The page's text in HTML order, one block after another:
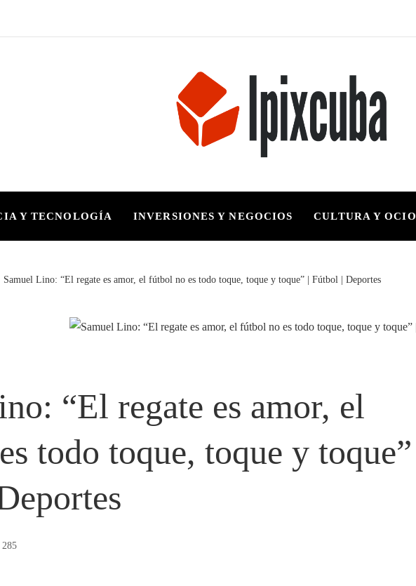
Y TECNOLOGÍA INVERSIONES Y NEGOCIOS CULTURA Y OCIO
Samuel Lino: “El regate es amor, el fútbol no es todo toque, toque y toque” | Fútbol | Deportes
“El regate es amor, el
todo toque, toque y toque”
285